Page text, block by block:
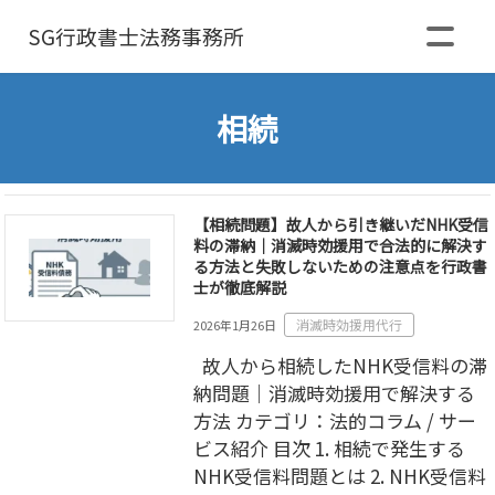
SG行政書士法務事務所
相続
【相続問題】故人から引き継いだNHK受信
料の滞納｜消滅時効援用で合法的に解決す
る方法と失敗しないための注意点を行政書
士が徹底解説
2026年1月26日 消滅時効援用代行
故人から相続したNHK受信料の滞
納問題｜消滅時効援用で解決する
方法 カテゴリ：法的コラム / サー
ビス紹介 目次 1. 相続で発生する
NHK受信料問題とは 2. NHK受信料